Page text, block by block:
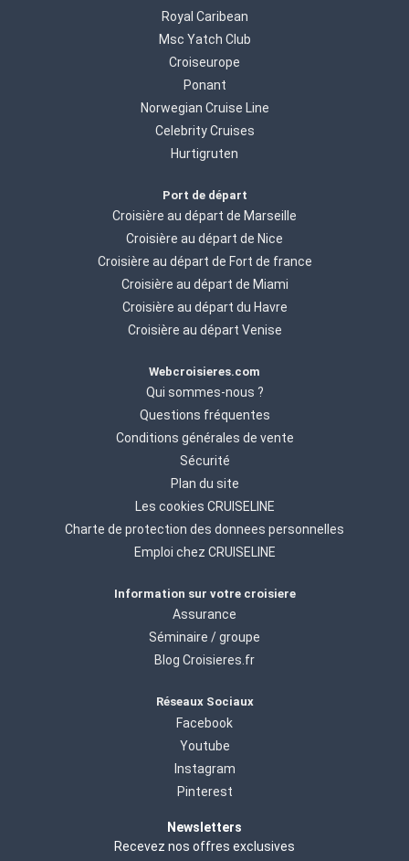
Royal Caribean
Msc Yatch Club
Croiseurope
Ponant
Norwegian Cruise Line
Celebrity Cruises
Hurtigruten
Port de départ
Croisière au départ de Marseille
Croisière au départ de Nice
Croisière au départ de Fort de france
Croisière au départ de Miami
Croisière au départ du Havre
Croisière au départ Venise
Webcroisieres.com
Qui sommes-nous ?
Questions fréquentes
Conditions générales de vente
Sécurité
Plan du site
Les cookies CRUISELINE
Charte de protection des donnees personnelles
Emploi chez CRUISELINE
Information sur votre croisiere
Assurance
Séminaire / groupe
Blog Croisieres.fr
Réseaux Sociaux
Facebook
Youtube
Instagram
Pinterest
Newsletters
Recevez nos offres exclusives